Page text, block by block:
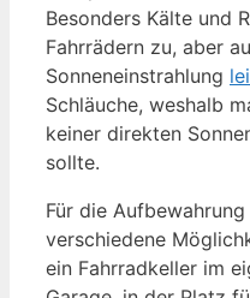
Besonders Kälte und
Fahrrädern zu, aber
Sonneneinstrahlung
Schläuche, weshalb
keiner direkten
sollte.
Für die
verschiedene
ein Fahrradkeller im